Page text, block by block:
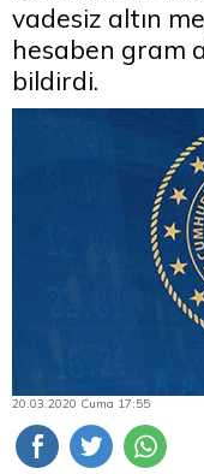
vadesiz altın
hesaben gram
bildirdi.
20.03.2020 Cuma 17:55